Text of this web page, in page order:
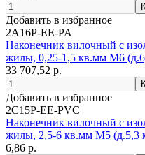
Добавить в избранное
2A16P-EE-PA
Наконечник вилочный с
жилы, 0,25-1,5 кв.мм М6
33 707,52 р.
Добавить в избранное
2C15P-EE-PVC
Наконечник вилочный с
жилы, 2,5-6 кв.мм М5
6,86 р.